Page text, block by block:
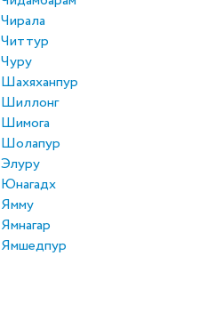
Чирала
Читтур
Чуру
Шахяханпур
Шиллонг
Шимога
Шолапур
Элуру
Юнагадх
Ямму
Ямнагар
Ямшедпур